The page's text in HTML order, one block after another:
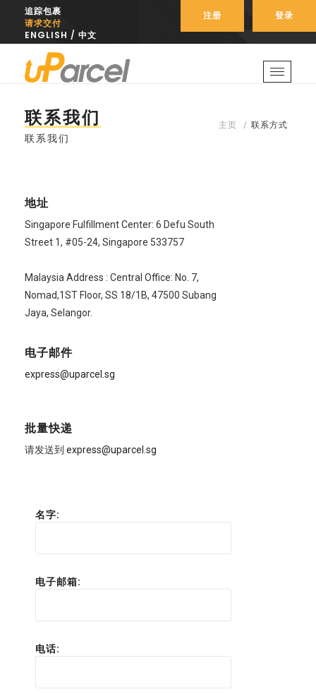
追踪包裹
请求交付
ENGLISH / 中文
注册 登录
Toggle
联系我们
联系我们
主页 联系方式
地址
Singapore Fulfillment Center: 6 Defu South
Street 1, #05-24, Singapore 533757
Malaysia Address : Central Office: No. 7,
Nomad,1ST Floor, SS 18/1B, 47500 Subang
Jaya, Selangor.
电子邮件
express@uparcel.sg
批量快递
请发送到 express@uparcel.sg
名字:
电子邮箱:
电话: